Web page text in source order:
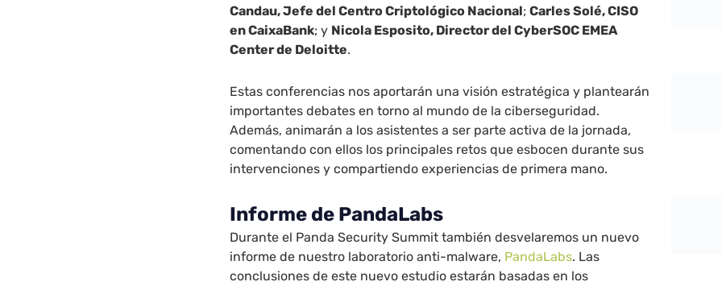
Candau, Jefe del Centro Criptológico Nacional;Carles Solé, CISO
en CaixaBank; y Nicola Esposito, Director del CyberSOC EMEA
Center de Deloitte.
Estas conferencias nos aportarán una visión estratégica y plantearán
importantes debates en torno al mundo de la ciberseguridad.
Además, animarán a los asistentes a ser parte activa de la jornada,
comentando con ellos los principales retos que esbocen durante sus
intervenciones y compartiendo experiencias de primera mano.
Informe de PandaLabs
Durante el Panda Security Summit también desvelaremos un nuevo
informe de nuestro laboratorio anti-malware, PandaLabs. Las
conclusiones de este nuevo estudio estarán basadas en los